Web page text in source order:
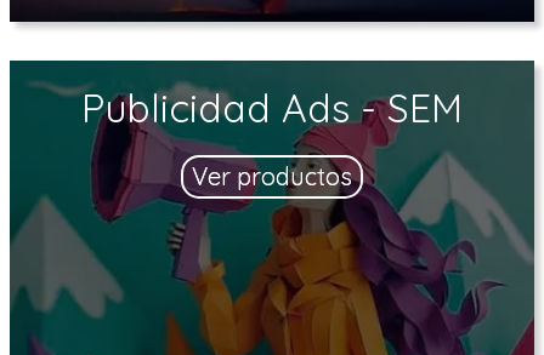
Publicidad Ads - SEM
Ver productos